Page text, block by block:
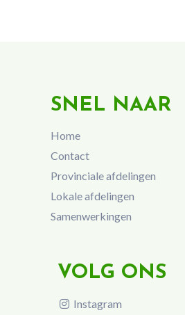
SNEL NAAR
Home
Contact
Provinciale afdelingen
Lokale afdelingen
Samenwerkingen
VOLG ONS
Instagram